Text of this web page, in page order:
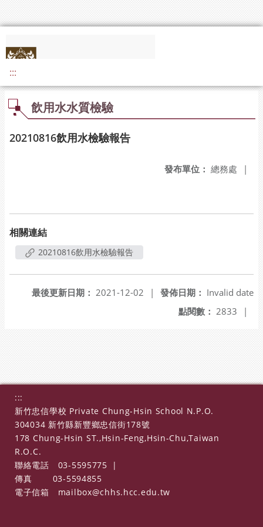
:::
飲用水水質檢驗
20210816飲用水檢驗報告
發布單位： 總務處 |
相關連結
20210816飲用水檢驗報告
發佈日期： Invalid date
最後更新日期： 2021-12-02
|
點閱數： 2833 |
:::
新竹忠信學校 Private Chung-Hsin School N.P.O.
304034 新竹縣新豐鄉忠信街178號
178 Chung-Hsin ST.,Hsin-Feng,Hsin-Chu,Taiwan
R.O.C.
聯絡電話
03-5595775
|
傳真
03-5594855
電子信箱
mailbox@chhs.hcc.edu.tw